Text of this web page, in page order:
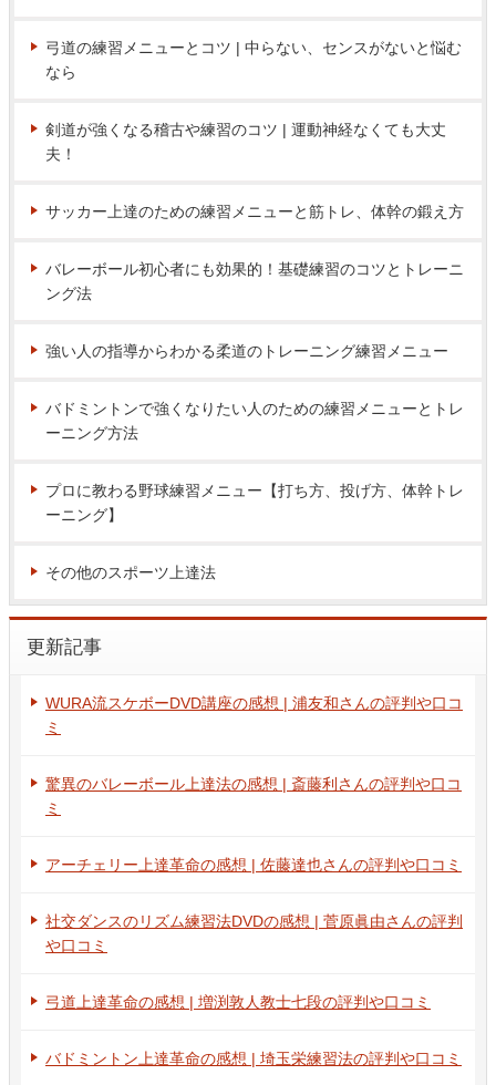
弓道の練習メニューとコツ | 中らない、センスがないと悩む
なら
剣道が強くなる稽古や練習のコツ | 運動神経なくても大丈
夫！
サッカー上達のための練習メニューと筋トレ、体幹の鍛え方
バレーボール初心者にも効果的！基礎練習のコツとトレーニ
ング法
強い人の指導からわかる柔道のトレーニング練習メニュー
バドミントンで強くなりたい人のための練習メニューとトレ
ーニング方法
プロに教わる野球練習メニュー【打ち方、投げ方、体幹トレ
ーニング】
その他のスポーツ上達法
更新記事
WURA流スケボーDVD講座の感想 | 浦友和さんの評判や口コ
ミ
驚異のバレーボール上達法の感想 | 斎藤利さんの評判や口コ
ミ
アーチェリー上達革命の感想 | 佐藤達也さんの評判や口コミ
社交ダンスのリズム練習法DVDの感想 | 菅原眞由さんの評判
や口コミ
弓道上達革命の感想 | 増渕敦人教士七段の評判や口コミ
バドミントン上達革命の感想 | 埼玉栄練習法の評判や口コミ